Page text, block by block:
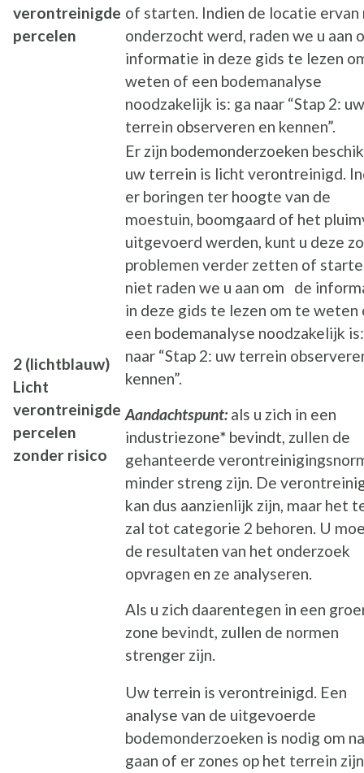
verontreinigde
percelen
of starten. Indien de locatie ervan
onderzocht werd, raden we u aan
informatie in deze gids te lezen
weten of een bodemanalyse
noodzakelijk is: ga naar “Stap 2: uw
terrein observeren en kennen”.
2 (lichtblauw)
Licht
verontreinigde
percelen
zonder risico
Er zijn bodemonderzoeken
uw terrein is licht verontreinigd.
er boringen ter hoogte van de
moestuin, boomgaard of het
uitgevoerd werden, kunt u deze
problemen verder zetten of
niet raden we u aan om de
in deze gids te lezen om te weten
een bodemanalyse noodzakelijk
naar “Stap 2: uw terrein
kennen”.
Aandachtspunt:als u zich in een
industriezone* bevindt, zullen de
gehanteerde
minder streng zijn. De
kan dus aanzienlijk zijn, maar het
zal tot categorie 2 behoren. U
de resultaten van het onderzoek
opvragen en ze analyseren.
Als u zich daarentegen in een
zone bevindt, zullen de normen
strenger zijn.
Uw terrein is verontreinigd. Een
analyse van de uitgevoerde
bodemonderzoeken is nodig om
gaan of er zones op het terrein zijn